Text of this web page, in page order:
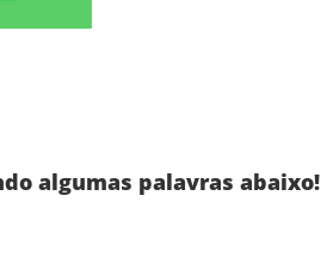
algumas palavras abaixo!